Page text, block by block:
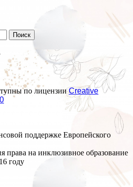
по лицензииCreative
поддержке Европейского
права на инклюзивное образование
году